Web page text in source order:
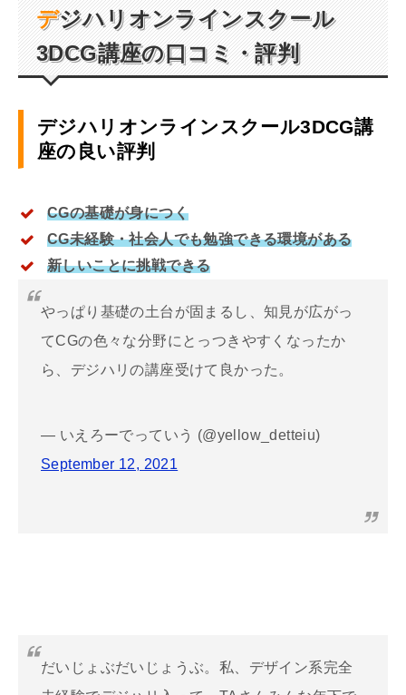
デジハリオンラインスクール
3DCG講座の口コミ・評判
デジハリオンラインスクール3DCG講
座の良い評判
CGの基礎が身につく
CG未経験・社会人でも勉強できる環境がある
新しいことに挑戦できる
やっぱり基礎の土台が固まるし、知見が広がっ
てCGの色々な分野にとっつきやすくなったか
ら、デジハリの講座受けて良かった。
— いえろーでっていう (@yellow_detteiu)
September 12, 2021
だいじょぶだいじょうぶ。私、デザイン系完全